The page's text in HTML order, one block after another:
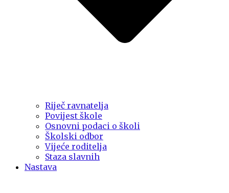
Riječ ravnatelja
Povijest škole
Osnovni podaci o školi
Školski odbor
Vijeće roditelja
Staza slavnih
Nastava